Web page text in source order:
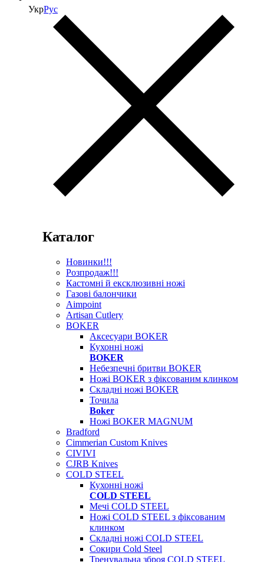
УкрРус
Каталог
Новинки!!!
Розпродаж!!!
Кастомні й ексклюзивні ножі
Газові балончики
Aimpoint
Artisan Cutlery
BOKER
Аксесуари BOKER
Кухонні ножі
BOKER
Небезпечні бритви BOKER
Ножі BOKER з фіксованим клинком
Складні ножі BOKER
Точила
Boker
Ножі BOKER MAGNUM
Bradford
Cimmerian Custom Knives
CIVIVI
CJRB Knives
COLD STEEL
Кухонні ножі
COLD STEEL
Мечі COLD STEEL
Ножі COLD STEEL з фіксованим
клинком
Складні ножі COLD STEEL
Сокири Cold Steel
Тренувальна зброя COLD STEEL